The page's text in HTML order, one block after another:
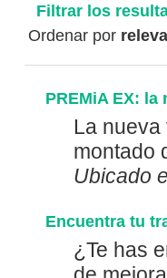
Filtrar los
Ordenar por
PREMiA EX:
La
montado
Ubicado
Encuentra tu
¿Te has